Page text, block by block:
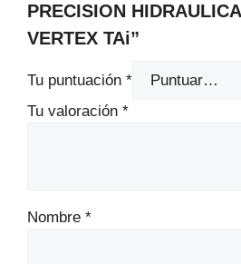
PRECISION
VERTEX TAi”
Tu puntuación *
Tu valoración *
Nombre *